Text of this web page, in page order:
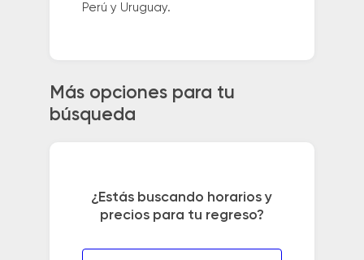
Perú y Uruguay.
Más opciones para tu
búsqueda
¿Estás buscando horarios y
precios para tu regreso?